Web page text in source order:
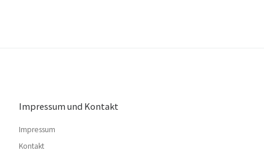
Impressum und Kontakt
Impressum
Kontakt